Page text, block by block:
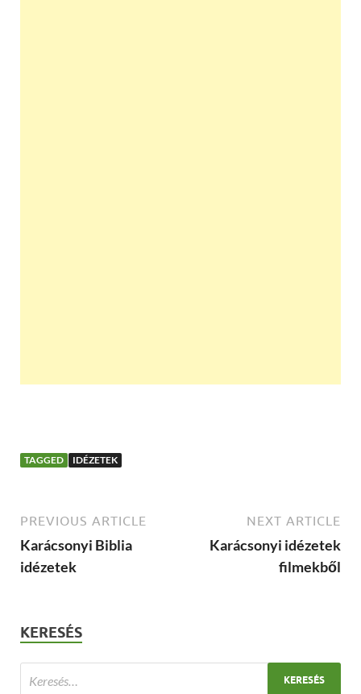
TAGGED IDÉZETEK
PREVIOUS ARTICLE
Karácsonyi Biblia
idézetek
NEXT ARTICLE
Karácsonyi idézetek
filmekből
KERESÉS